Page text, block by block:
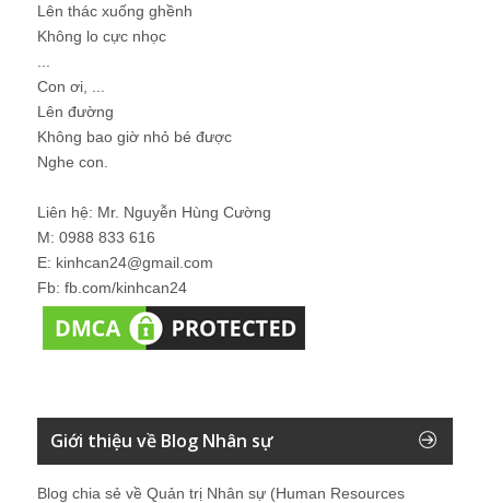
Lên thác xuống ghềnh
Không lo cực nhọc
Con ơi, ...
Lên đường
Không bao giờ nhỏ bé được
Nghe con.
Liên hệ: Mr. Nguyễn Hùng Cường
M: 0988 833 616
E: kinhcan24@gmail.com
Fb: fb.com/kinhcan24
Giới thiệu về Blog Nhân sự
Blog chia sẻ về Quản trị Nhân sự (Human Resources